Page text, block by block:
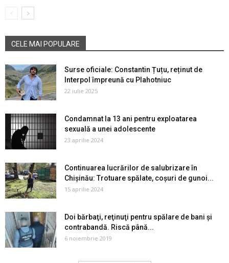
CELE MAI POPULARE
Surse oficiale: Constantin Țuțu, reținut de
Interpol împreună cu Plahotniuc
22 iulie 2025
Condamnat la 13 ani pentru exploatarea
sexuală a unei adolescente
23 aprilie 2024
Continuarea lucrărilor de salubrizare în
Chișinău: Trotuare spălate, coșuri de gunoi...
15 aprilie 2024
Doi bărbaţi, reţinuţi pentru spălare de bani şi
contrabandă. Riscă până...
6 noiembrie 2019